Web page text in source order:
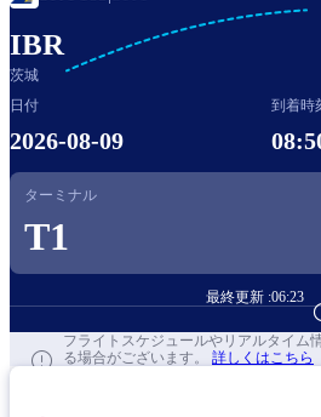
IBR
茨城
日付
2026-08-09
到着時
ターミナル
T1
最終更新 :06:23
フライト予約
フライトスケジュールやリアルタイム
る場合がございます。 詳しくはこちら